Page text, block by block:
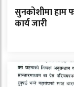
सुनकोशीमा हाम
कार्य जारी